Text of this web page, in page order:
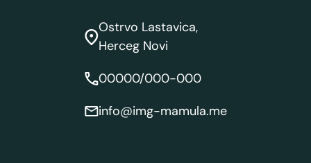
Ostrvo Lastavica,
Herceg Novi
00000/000-000
info@img-mamula.me